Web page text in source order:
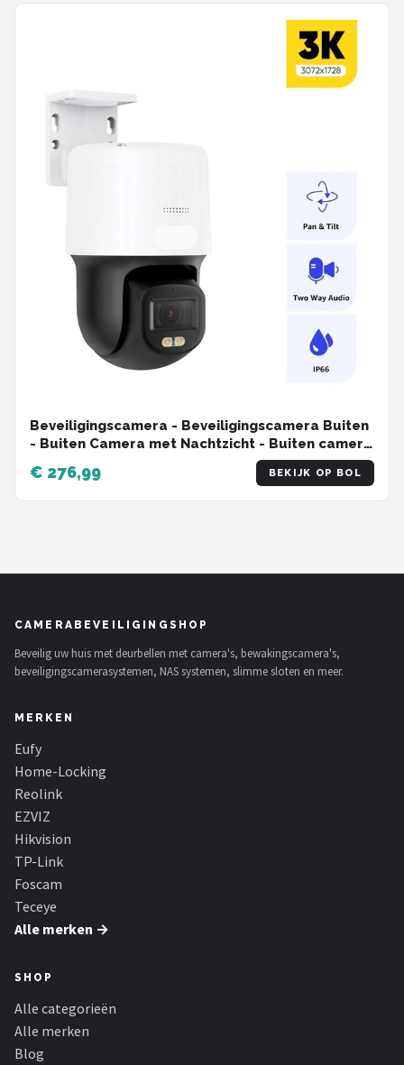
Beveiligingscamera - Beveiligingscamera Buiten
- Buiten Camera met Nachtzicht - Buiten camera
- Full Color Nachtzicht - IP66 Weerbestendig -
2.8mm Lens
€ 276,99 BEKIJK OP BOL
CAMERABEVEILIGINGSHOP
Beveilig uw huis met deurbellen met camera's, bewakingscamera's,
beveiligingscamerasystemen, NAS systemen, slimme sloten en meer.
MERKEN
Eufy
Home-Locking
Reolink
EZVIZ
Hikvision
TP-Link
Foscam
Teceye
Alle merken →
SHOP
Alle categorieën
Alle merken
Blog